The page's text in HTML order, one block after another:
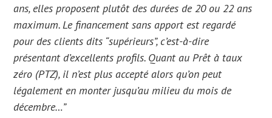
ans, elles proposent plutôt des durées de 20 ou 22 ans
maximum. Le financement sans apport est regardé
pour des clients dits “supérieurs”, c’est-à-dire
présentant d’excellents profils. Quant au Prêt à taux
zéro (PTZ), il n’est plus accepté alors qu’on peut
légalement en monter jusqu’au milieu du mois de
décembre…”